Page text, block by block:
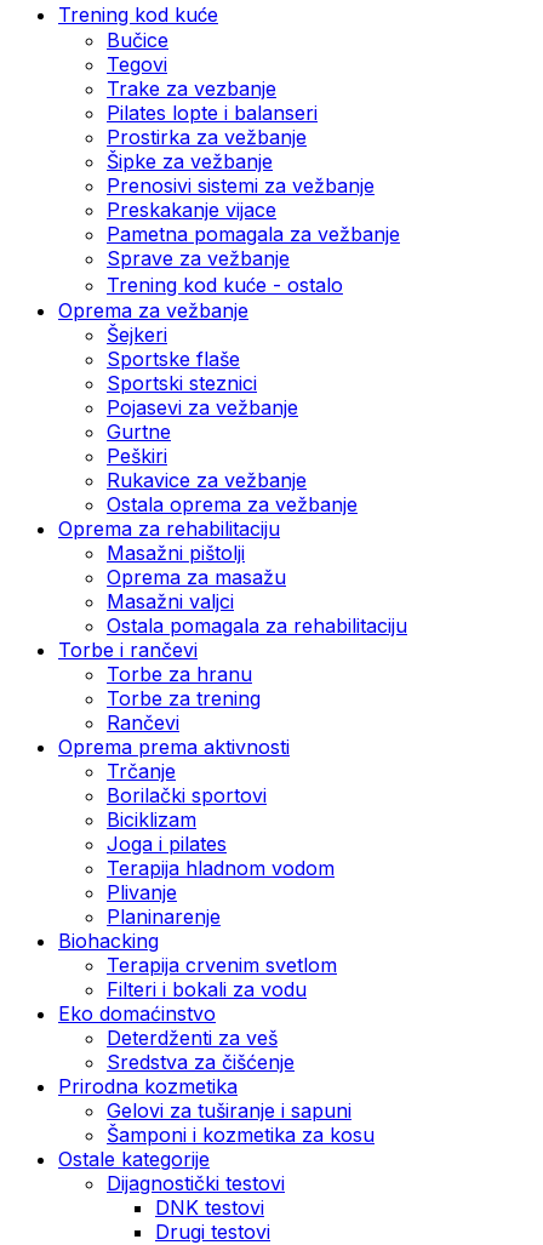
Trening kod kuće
Bučice
Tegovi
Trake za vezbanje
Pilates lopte i balanseri
Prostirka za vežbanje
Šipke za vežbanje
Prenosivi sistemi za vežbanje
Preskakanje vijace
Pametna pomagala za vežbanje
Sprave za vežbanje
Trening kod kuće - ostalo
Oprema za vežbanje
Šejkeri
Sportske flaše
Sportski steznici
Pojasevi za vežbanje
Gurtne
Peškiri
Rukavice za vežbanje
Ostala oprema za vežbanje
Oprema za rehabilitaciju
Masažni pištolji
Oprema za masažu
Masažni valjci
Ostala pomagala za rehabilitaciju
Torbe i rančevi
Torbe za hranu
Torbe za trening
Rančevi
Oprema prema aktivnosti
Trčanje
Borilački sportovi
Biciklizam
Joga i pilates
Terapija hladnom vodom
Plivanje
Planinarenje
Biohacking
Terapija crvenim svetlom
Filteri i bokali za vodu
Eko domaćinstvo
Deterdženti za veš
Sredstva za čišćenje
Prirodna kozmetika
Gelovi za tuširanje i sapuni
Šamponi i kozmetika za kosu
Ostale kategorije
Dijagnostički testovi
DNK testovi
Drugi testovi